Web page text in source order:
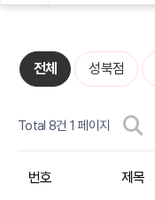
전체 성북점
Total 8건 1 페이지
번호 제목